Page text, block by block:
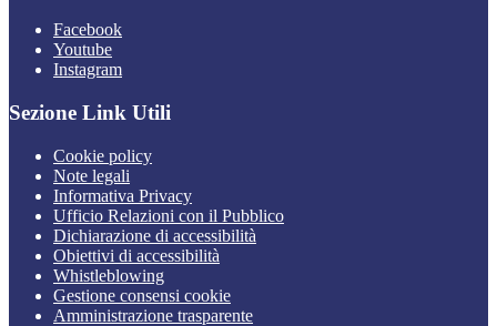
Facebook
Youtube
Instagram
Sezione Link Utili
Cookie policy
Note legali
Informativa Privacy
Ufficio Relazioni con il Pubblico
Dichiarazione di accessibilità
Obiettivi di accessibilità
Whistleblowing
Gestione consensi cookie
Amministrazione trasparente